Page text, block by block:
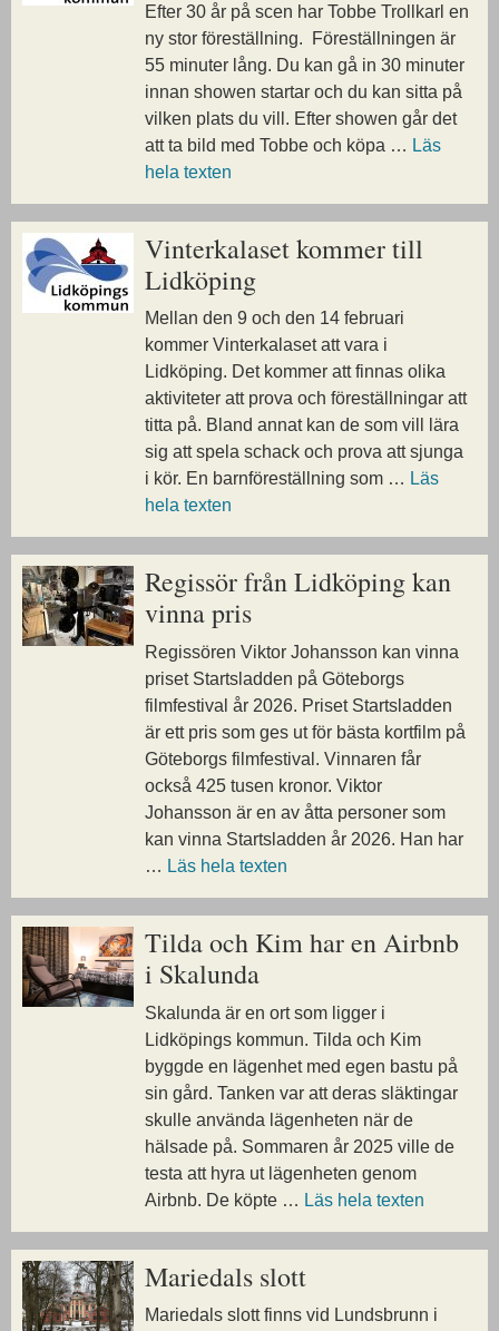
Efter 30 år på scen har Tobbe Trollkarl en
ny stor föreställning. Föreställningen är
55 minuter lång. Du kan gå in 30 minuter
innan showen startar och du kan sitta på
vilken plats du vill. Efter showen går det
att ta bild med Tobbe och köpa … Läs
hela texten
Vinterkalaset kommer till
Lidköping
Mellan den 9 och den 14 februari
kommer Vinterkalaset att vara i
Lidköping. Det kommer att finnas olika
aktiviteter att prova och föreställningar att
titta på. Bland annat kan de som vill lära
sig att spela schack och prova att sjunga
i kör. En barnföreställning som … Läs
hela texten
Regissör från Lidköping kan
vinna pris
Regissören Viktor Johansson kan vinna
priset Startsladden på Göteborgs
filmfestival år 2026. Priset Startsladden
är ett pris som ges ut för bästa kortfilm på
Göteborgs filmfestival. Vinnaren får
också 425 tusen kronor. Viktor
Johansson är en av åtta personer som
kan vinna Startsladden år 2026. Han har
… Läs hela texten
Tilda och Kim har en Airbnb
i Skalunda
Skalunda är en ort som ligger i
Lidköpings kommun. Tilda och Kim
byggde en lägenhet med egen bastu på
sin gård. Tanken var att deras släktingar
skulle använda lägenheten när de
hälsade på. Sommaren år 2025 ville de
testa att hyra ut lägenheten genom
Airbnb. De köpte … Läs hela texten
Mariedals slott
Mariedals slott finns vid Lundsbrunn i